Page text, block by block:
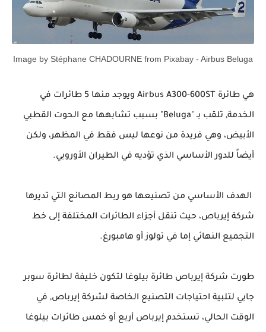
Image by Stéphane CHADOURNE from Pixabay - Airbus Beluga
هي طائرة Airbus A300-600ST ويوجد منها 5 طائرات في
الخدمة, تلقب بـ "Beluga" بسبب تشابهها مع الحوت القطبي
الأبيض، وهي فريدة من نوعها ليس فقط في المظهر، ولكن
أيضاً للدور الأساسي الذي تؤديه في الطيران الأوروبي.
الهدف الأساسي من تصنيعها هو ربط المصانع التي تديرها
شركة إيرباص، حيث تنقل أجزاء الطائرات المختلفة إلى خط
التجميع النهائي إما في تولوز أو هامبورغ.
طورت شركة إيرباص طائرة بيلوغا لتكون خليفة لطائرة سوبر
جابي لتلبية احتياجات التصنيع الخاصة لشركة إيرباص, في
الوقت الحالي، تستخدم إيرباص أربع أو خمس طائرات بيلوغا